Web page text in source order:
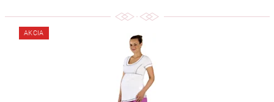
AKCIA